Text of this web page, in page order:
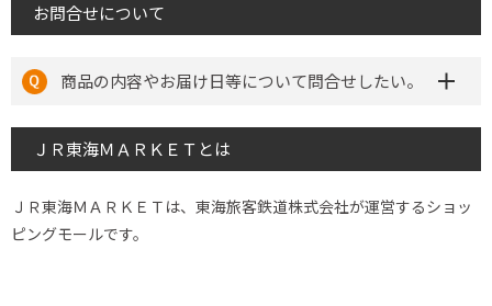
お問合せについて
商品の内容やお届け日等について問合せしたい。
ＪＲ東海ＭＡＲＫＥＴとは
ＪＲ東海ＭＡＲＫＥＴは、東海旅客鉄道株式会社が運営するショッ
ピングモールです。